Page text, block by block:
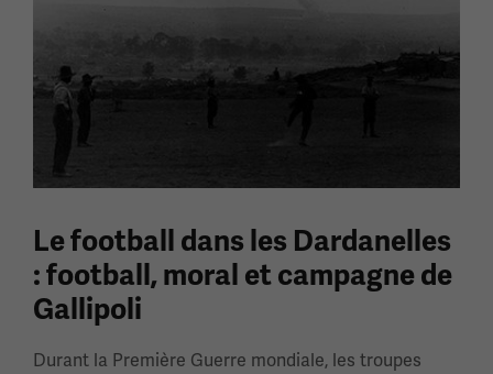
Le football dans les Dardanelles
: football, moral et campagne de
Gallipoli
Durant la Première Guerre mondiale, les troupes